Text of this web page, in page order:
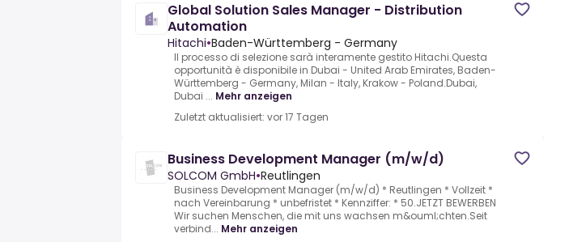
Global Solution Sales Manager - Distribution
Automation
Hitachi•Baden-Württemberg - Germany
Il processo di selezione sarà interamente gestito Hitachi.Questa
opportunità è disponibile in Dubai - United Arab Emirates, Baden-
Württemberg - Germany, Milan - Italy, Krakow - Poland.Dubai,
Dubai ... Mehr anzeigen
Zuletzt aktualisiert: vor 17 Tagen
Business Development Manager (m/w/d)
SOLCOM GmbH•Reutlingen
Business Development Manager (m/w/d) * Reutlingen * Vollzeit *
nach Vereinbarung * unbefristet * Kennziffer: * 50.JETZT BEWERBEN
Wir suchen Menschen, die mit uns wachsen m&ouml;chten.Seit
verbind... Mehr anzeigen